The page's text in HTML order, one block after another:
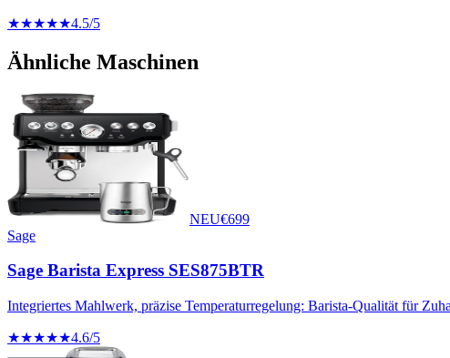
★★★★★4.5/5
Ähnliche Maschinen
NEU€699
Sage
Sage Barista Express SES875BTR
Integriertes Mahlwerk, präzise Temperaturregelung: Barista-Qualität für
★★★★★4.6/5